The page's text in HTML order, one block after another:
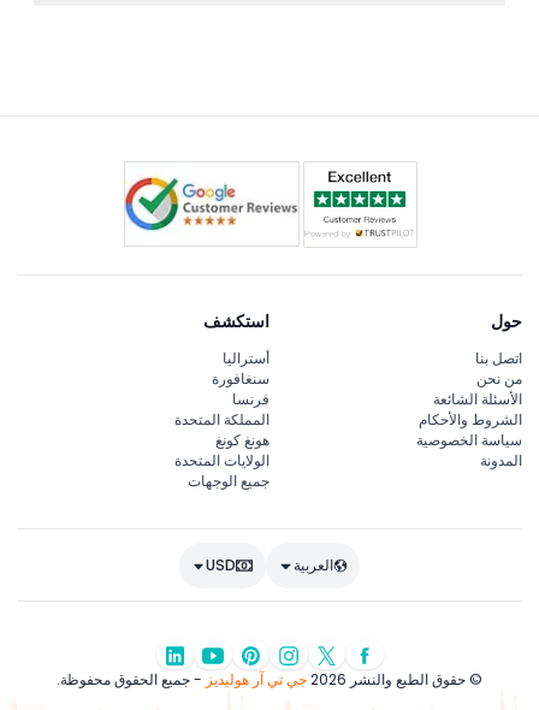
حول
اتصل بنا
من نحن
الأسئلة الشائعة
الشروط والأحكام
سياسة الخصوصية
المدونة
استكشف
أستراليا
سنغافورة
فرنسا
المملكة المتحدة
هونغ كونغ
الولايات المتحدة
جميع الوجهات
العربية USD
© حقوق الطبع والنشر 2026 جي تي آر هوليديز - جميع الحقوق محفوظة.